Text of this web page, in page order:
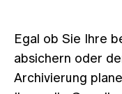
Egal ob Sie Ihre
absichern oder
Archivierung